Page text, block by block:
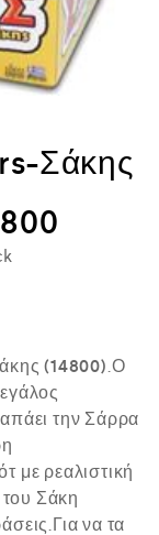
Σάκης
(14800).Ο
την Σάρρα
με ρεαλιστική
Σάκη
να τα